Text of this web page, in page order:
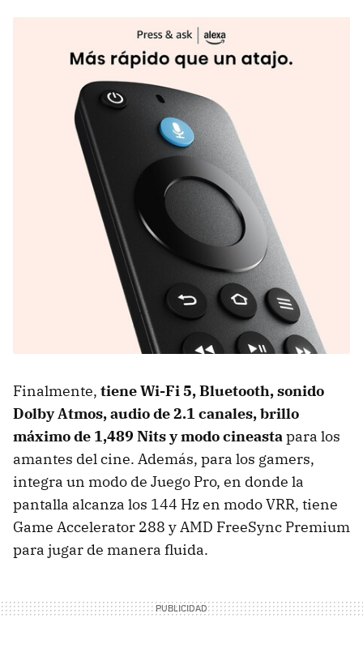
Finalmente, tieneWi-Fi 5,Bluetooth, sonido
Dolby Atmos, audio de2.1 canales, brillo
máximo de 1,489 Nits y modo cineastapara los
amantes del cine. Además, para los gamers,
integra un modo de Juego Pro, en donde la
pantalla alcanza los 144 Hz en modo VRR, tiene
Game Accelerator 288 y AMD FreeSync Premium
para jugar de manera fluida.